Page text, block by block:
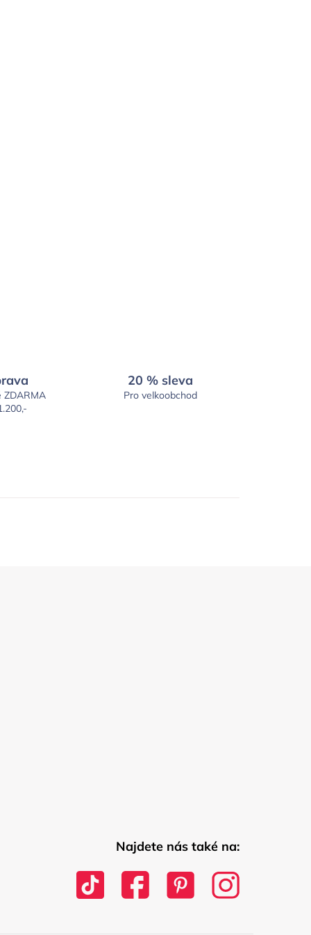
ZDARMA
20 % sleva
Pro velkoobchod
Najdete nás také na: